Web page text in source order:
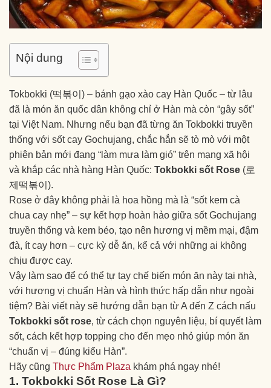
Nội dung
Tokbokki (떡볶이) – bánh gạo xào cay Hàn Quốc – từ lâu
đã là món ăn quốc dân không chỉ ở Hàn mà còn “gây sốt”
tại Việt Nam. Nhưng nếu bạn đã từng ăn Tokbokki truyền
thống với sốt cay Gochujang, chắc hẳn sẽ tò mò với một
phiên bản mới đang “làm mưa làm gió” trên mạng xã hội
và khắp các nhà hàng Hàn Quốc: Tokbokki sốt Rose (로
제떡볶이).
Rose ở đây không phải là hoa hồng mà là “sốt kem cà
chua cay nhẹ” – sự kết hợp hoàn hảo giữa sốt Gochujang
truyền thống và kem béo, tạo nên hương vị mềm mại, đậm
đà, ít cay hơn – cực kỳ dễ ăn, kể cả với những ai không
chịu được cay.
Vậy làm sao để có thể tự tay chế biến món ăn này tại nhà,
với hương vị chuẩn Hàn và hình thức hấp dẫn như ngoài
tiệm? Bài viết này sẽ hướng dẫn bạn từ A đến Z cách nấu
Tokbokki sốt rose, từ cách chọn nguyên liệu, bí quyết làm
sốt, cách kết hợp topping cho đến mẹo nhỏ giúp món ăn
“chuẩn vị – đúng kiểu Hàn”.
Hãy cũng Thực Phẩm Plaza khám phá ngay nhé!
1. Tokbokki Sốt Rose Là Gì?